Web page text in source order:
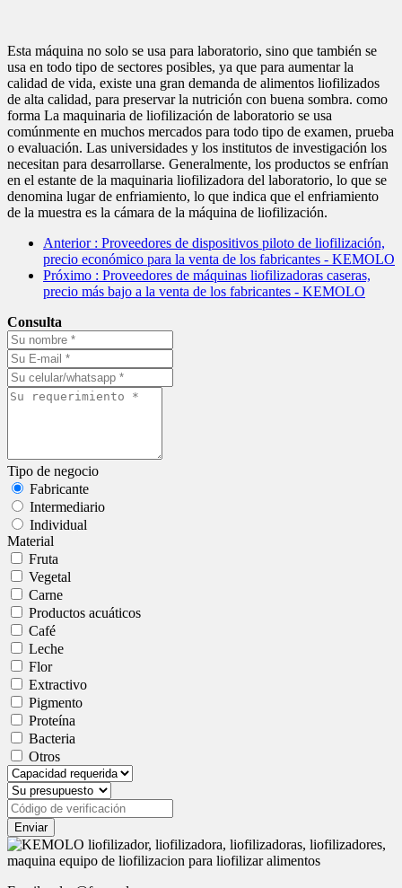
Esta máquina no solo se usa para laboratorio, sino que también se
usa en todo tipo de sectores posibles, ya que para aumentar la
calidad de vida, existe una gran demanda de alimentos liofilizados
de alta calidad, para preservar la nutrición con buena sombra. como
forma La maquinaria de liofilización de laboratorio se usa
comúnmente en muchos mercados para todo tipo de examen, prueba
o evaluación. Las universidades y los institutos de investigación los
necesitan para desarrollarse. Generalmente, los productos se enfrían
en el estante de la maquinaria liofilizadora del laboratorio, lo que se
denomina lugar de enfriamiento, lo que indica que el enfriamiento
de la muestra es la cámara de la máquina de liofilización.
Anterior : Proveedores de dispositivos piloto de liofilización,
precio económico para la venta de los fabricantes - KEMOLO
Próximo : Proveedores de máquinas liofilizadoras caseras,
precio más bajo a la venta de los fabricantes - KEMOLO
Consulta
Tipo de negocio
Fabricante
Intermediario
Individual
Material
Fruta
Vegetal
Carne
Productos acuáticos
Café
Leche
Flor
Extractivo
Pigmento
Proteína
Bacteria
Otros
Enviar